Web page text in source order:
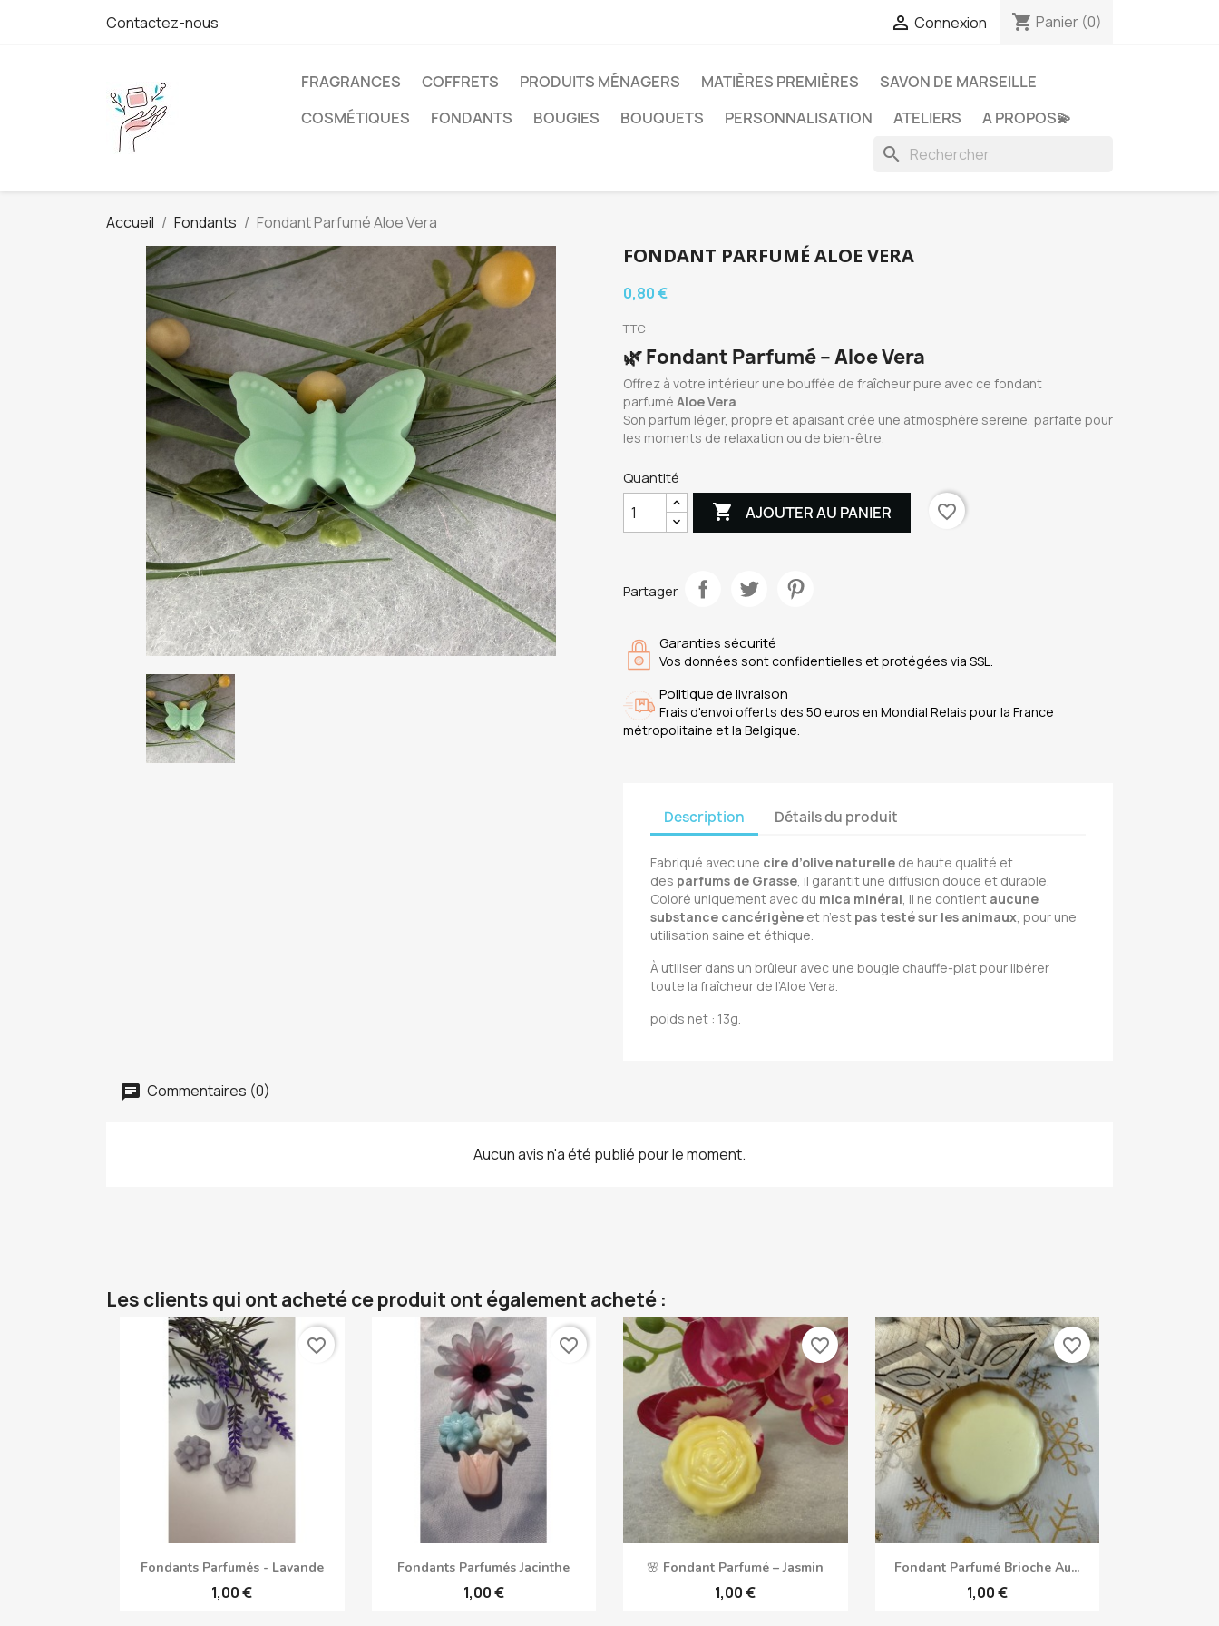
Contactez-nous  Connexion shopping_cart Panier (0)
FRAGRANCES COFFRETS PRODUITS MÉNAGERS MATIÈRES PREMIÈRES
SAVON DE MARSEILLE
COSMÉTIQUES
FONDANTS BOUGIES BOUQUETS PERSONNALISATION ATELIERS A PROPOS💫
search
Accueil Fondants Fondant Parfumé Aloe Vera
FONDANT PARFUMÉ ALOE VERA
0,80 €
TTC
🌿Fondant Parfumé – Aloe Vera
Offrez à votre intérieur une bouffée de fraîcheur pure avec ce fondant
parfumé Aloe Vera.
Son parfum léger, propre et apaisant crée une atmosphère sereine, parfaite pour
les moments de relaxation ou de bien-être.
Quantité
 AJOUTER AU PANIER favorite_border
Partager
Garanties sécurité
Vos données sont confidentielles et protégées via SSL.
Politique de livraison
Frais d'envoi offerts des 50 euros en Mondial Relais pour la France
métropolitaine et la Belgique.
Description Détails du produit
Fabriqué avec une cire d’olive naturelle de haute qualité et
des parfums de Grasse, il garantit une diffusion douce et durable.
Coloré uniquement avec du mica minéral, il ne contient aucune
substance cancérigène et n’est pas testé sur les animaux, pour une
utilisation saine et éthique.
À utiliser dans un brûleur avec une bougie chauffe-plat pour libérer
toute la fraîcheur de l’Aloe Vera.
poids net : 13g.
Commentaires (0)
Aucun avis n'a été publié pour le moment.
Les clients qui ont acheté ce produit ont également acheté :
Aperçu rapide
Fondants Parfumés - Lavande
1,00 €
favorite_border
Aperçu rapide
Fondants Parfumés Jacinthe
1,00 €
favorite_border
Aperçu rapide
🌸 Fondant Parfumé – Jasmin
1,00 €
favorite_border
 Aperçu rapide
Fondant Parfumé Brioche Au...
1,00 €
favorite_border